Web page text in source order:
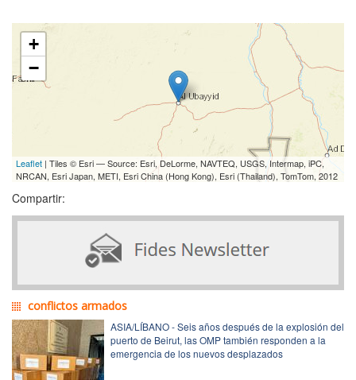
+
−
Leaflet | Tiles © Esri — Source: Esri, DeLorme, NAVTEQ, USGS, Intermap, iPC,
NRCAN, Esri Japan, METI, Esri China (Hong Kong), Esri (Thailand), TomTom, 2012
Compartir:
conflictos armados
ASIA/LÍBANO - Seis años después de la explosión del
puerto de Beirut, las OMP también responden a la
emergencia de los nuevos desplazados